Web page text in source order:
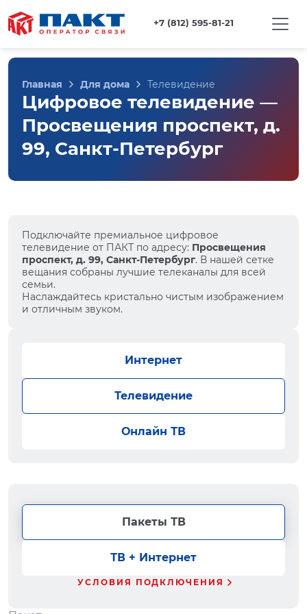
+7 (812) 595-81-21
Главная Для дома Телевидение
Цифровое телевидение —
Просвещения проспект, д.
99, Санкт-Петербург
Подключайте премиальное цифровое
телевидение от ПАКТ по адресу: Просвещения
проспект, д. 99, Санкт-Петербург. В нашей сетке
вещания собраны лучшие телеканалы для всей
семьи.
Наслаждайтесь кристально чистым изображением
и отличным звуком.
Интернет
Телевидение
Онлайн ТВ
Пакеты ТВ
ТВ + Интернет
УСЛОВИЯ ПОДКЛЮЧЕНИЯ